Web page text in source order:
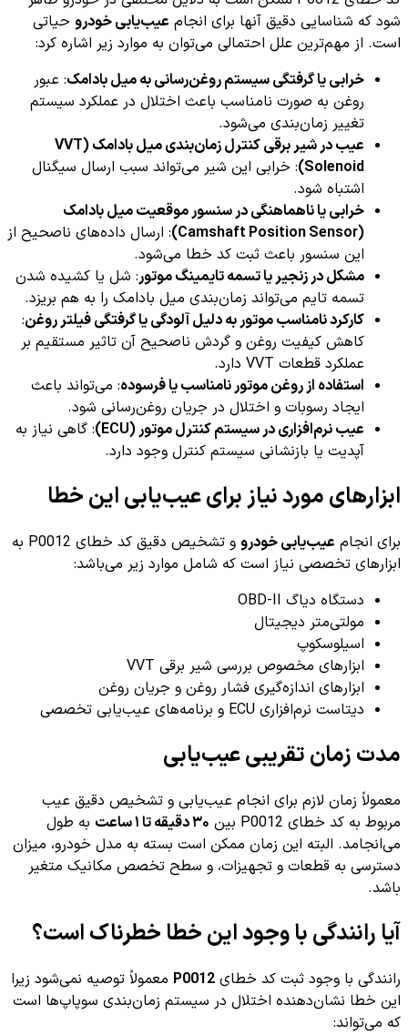
شود که شناسایی دقیق آنها برای انجام عیب‌یابی خودرو حیاتی
است. از مهم‌ترین علل احتمالی می‌توان به موارد زیر اشاره کرد:
خرابی یا گرفتگی سیستم روغن‌رسانی به میل بادامک: عبور
روغن به صورت نامناسب باعث اختلال در عملکرد سیستم
تغییر زمان‌بندی می‌شود.
عیب در شیر برقی کنترل زمان‌بندی میل بادامک (VVT
Solenoid) : خرابی این شیر می‌تواند سبب ارسال سیگنال
اشتباه شود.
خرابی یا ناهماهنگی در سنسور موقعیت میل بادامک
(Camshaft Position Sensor)
: ارسال داده‌های ناصحیح از
این سنسور باعث ثبت کد خطا می‌شود.
مشکل در زنجیر یا تسمه تایمینگ موتور: شل یا کشیده شدن
تسمه تایم می‌تواند زمان‌بندی میل بادامک را به هم بریزد.
کارکرد نامناسب موتور به دلیل آلودگی یا گرفتگی فیلتر روغن:
کاهش کیفیت روغن و گردش ناصحیح آن تاثیر مستقیم بر
عملکرد قطعات VVT دارد.
استفاده از روغن موتور نامناسب یا فرسوده: می‌تواند باعث
ایجاد رسوبات و اختلال در جریان روغن‌رسانی شود.
عیب نرم‌افزاری در سیستم کنترل موتور (ECU)
: گاهی نیاز به
آپدیت یا بازنشانی سیستم کنترل وجود دارد.
ابزارهای مورد نیاز برای عیب‌یابی این خطا
برای انجام عیب‌یابی خودرو
و تشخیص دقیق کد خطای P0012 به
ابزارهای تخصصی نیاز است که شامل موارد زیر می‌باشد:
دستگاه دیاگ OBD-II
مولتی‌متر دیجیتال
اسیلوسکوپ
ابزارهای مخصوص بررسی شیر برقی VVT
ابزارهای اندازه‌گیری فشار روغن و جریان روغن
دیتاست نرم‌افزاری ECU و برنامه‌های عیب‌یابی تخصصی
مدت زمان تقریبی عیب‌یابی
معمولاً زمان لازم برای انجام عیب‌یابی و تشخیص دقیق عیب
مربوط به کد خطای P0012 بین
۳۰ دقیقه تا ۱ ساعت
به طول
می‌انجامد. البته این زمان ممکن است بسته به مدل خودرو، میزان
دسترسی به قطعات و تجهیزات، و سطح تخصص مکانیک متغیر
باشد.
آیا رانندگی با وجود این خطا خطرناک است؟
رانندگی با وجود ثبت کد خطای P0012 معمولاً توصیه نمی‌شود زیرا
این خطا نشان‌دهنده اختلال در سیستم زمان‌بندی سوپاپ‌ها است
که می‌تواند: